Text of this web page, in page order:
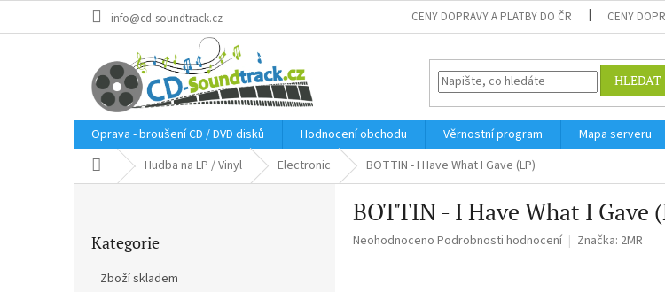
info@cd-soundtrack.cz CENY DOPRAVY A PLATBY DO ČR CENY
HLEDAT
Oprava - broušení CD / DVD disků Hodnocení obchodu Věrnostní program Mapa serveru
Domů Hudba na LP / Vinyl Electronic BOTTIN - I Have What I Gave (LP)
kategorie
Kategorie
Zboží skladem
BOTTIN - I Have What I Gave
Průměrné
Neohodnoceno Podrobnosti hodnocení Značka: 2MR